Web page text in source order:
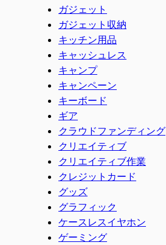
ガジェット
ガジェット収納
キッチン用品
キャッシュレス
キャンプ
キャンペーン
キーボード
ギア
クラウドファンディング
クリエイティブ
クリエイティブ作業
クレジットカード
グッズ
グラフィック
ケースレスイヤホン
ゲーミング